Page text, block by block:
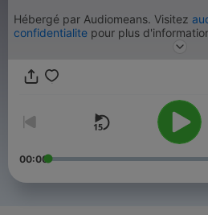
Hébergé par Audiomeans. Visitez
confidentialite pour plus
00:00